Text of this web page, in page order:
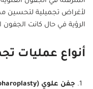
لأغراض تجميلية لتحسين
الرؤية في حال كانت الجفون
أنواع عمليات
جفن علوي (Blepharoplasty علوية):